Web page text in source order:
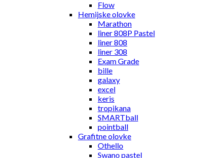
Flow
Hemijske olovke
Marathon
liner 808P Pastel
liner 808
liner 308
Exam Grade
bille
galaxy
excel
keris
tropikana
SMARTball
pointball
Grafitne olovke
Othello
Swano pastel